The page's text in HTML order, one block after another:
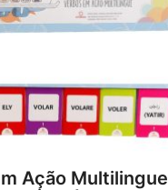
Ação Multilingue